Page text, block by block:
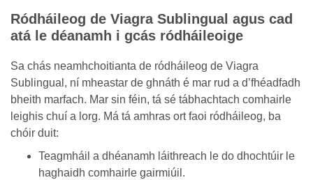
Ródháileog de Viagra Sublingual agus cad
atá le déanamh i gcás ródháileoige
Sa chás neamhchoitianta de ródháileog de Viagra
Sublingual, ní mheastar de ghnáth é mar rud a d’fhéadfadh
bheith marfach. Mar sin féin, tá sé tábhachtach comhairle
leighis chuí a lorg. Má tá amhras ort faoi ródháileog, ba
chóir duit:
Teagmháil a dhéanamh láithreach le do dhochtúir le
haghaidh comhairle gairmiúil.